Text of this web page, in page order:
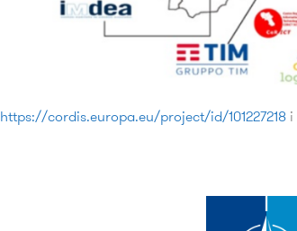
https://cordis.europa.eu/project/id/101227218 i